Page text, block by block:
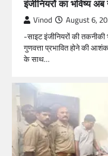
इंजीनियरों का भविष्य
Vinod August 6,
-साइट इंजीनियरों की
गुणवत्ता प्रभावित होने की
के साथ…